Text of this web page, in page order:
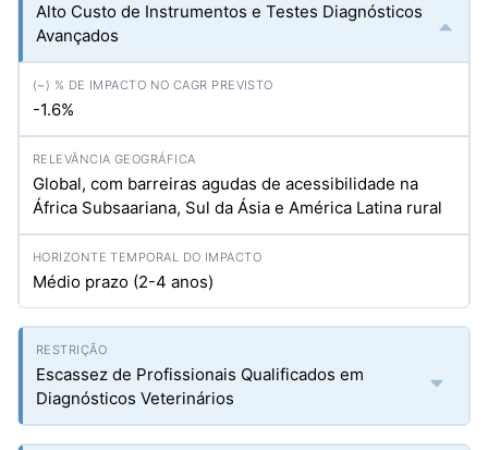
Alto Custo de Instrumentos e Testes Diagnósticos
Avançados
-1.6%
Global, com barreiras agudas de acessibilidade na
África Subsaariana, Sul da Ásia e América Latina rural
Médio prazo (2-4 anos)
Escassez de Profissionais Qualificados em
Diagnósticos Veterinários